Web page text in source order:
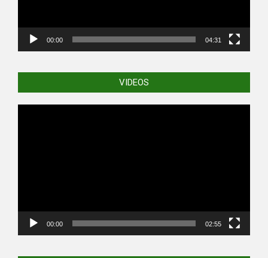
00:00 04:31
VIDEOS
00:00 02:55